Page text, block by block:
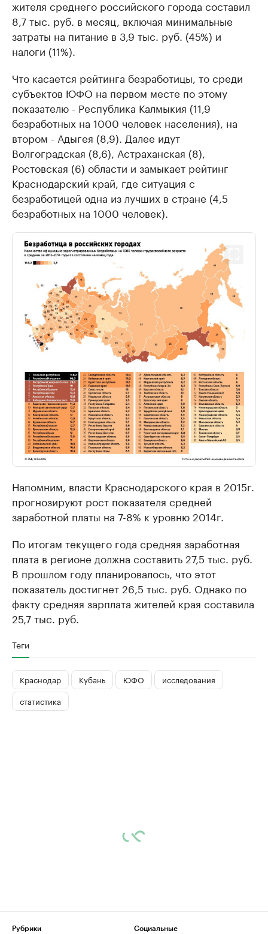
жителя среднего российского города составил
8,7 тыс. руб. в месяц, включая минимальные
затраты на питание в 3,9 тыс. руб. (45%) и
налоги (11%).
Что касается рейтинга безработицы, то среди
субъектов ЮФО на первом месте по этому
показателю - Республика Калмыкия (11,9
безработных на 1000 человек населения), на
втором - Адыгея (8,9). Далее идут
Волгоградская (8,6), Астраханская (8),
Ростовская (6) области и замыкает рейтинг
Краснодарский край, где ситуация с
безработицей одна из лучших в стране (4,5
безработных на 1000 человек).
Напомним, власти Краснодарского края в 2015г.
прогнозируют рост показателя средней
заработной платы на 7-8% к уровню 2014г.
По итогам текущего года средняя заработная
плата в регионе должна составить 27,5 тыс. руб.
В прошлом году планировалось, что этот
показатель достигнет 26,5 тыс. руб. Однако по
факту средняя зарплата жителей края составила
25,7 тыс. руб.
Теги
Краснодар Кубань ЮФО
исследования
статистика
Рубрики
Социальные